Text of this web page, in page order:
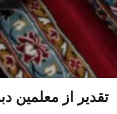
تقدیر از معلمین